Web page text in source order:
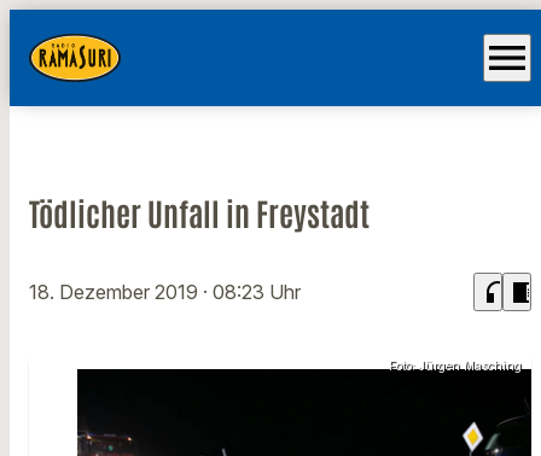
menu
Tödlicher Unfall in Freystadt
18. Dezember 2019 · 08:23 Uhr headphones chrome_reader_mode
Foto: Jürgen Masching